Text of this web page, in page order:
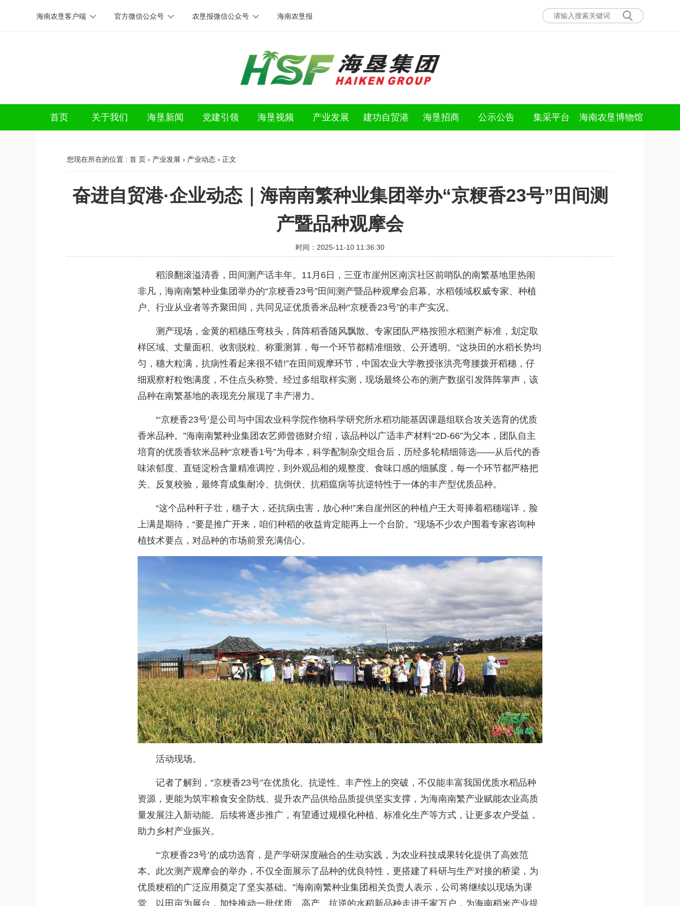
海南农垦客户端 官方微信公众号 农垦报微信公众号 海南农垦报
首页 关于我们 海垦新闻 党建引领 海垦视频 产业发展 建功自贸港 海垦招商 公示公告 集采平台 海南农垦博物馆
您现在所在的位置 : 首 页 › 产业发展 › 产业动态 › 正文
奋进自贸港·企业动态｜海南南繁种业集团举办“京粳香23号”田间测
产暨品种观摩会
时间：2025-11-10 11:36:30
稻浪翻滚溢清香，田间测产话丰年。11月6日，三亚市崖州区南滨社区前哨队的南繁基地里热闹
非凡，海南南繁种业集团举办的“京粳香23号”田间测产暨品种观摩会启幕。水稻领域权威专家、种植
户、行业从业者等齐聚田间，共同见证优质香米品种“京粳香23号”的丰产实况。
测产现场，金黄的稻穗压弯枝头，阵阵稻香随风飘散。专家团队严格按照水稻测产标准，划定取
样区域、丈量面积、收割脱粒、称重测算，每一个环节都精准细致、公开透明。“这块田的水稻长势均
匀，穗大粒满，抗病性看起来很不错!”在田间观摩环节，中国农业大学教授张洪亮弯腰拨开稻穗，仔
细观察籽粒饱满度，不住点头称赞。经过多组取样实测，现场最终公布的测产数据引发阵阵掌声，该
品种在南繁基地的表现充分展现了丰产潜力。
“‘京粳香23号’是公司与中国农业科学院作物科学研究所水稻功能基因课题组联合攻关选育的优质
香米品种。”海南南繁种业集团农艺师曾德财介绍，该品种以广适丰产材料“2D-66”为父本，团队自主
培育的优质香软米品种“京粳香1号”为母本，科学配制杂交组合后，历经多轮精细筛选——从后代的香
味浓郁度、直链淀粉含量精准调控，到外观品相的规整度、食味口感的细腻度，每一个环节都严格把
关、反复校验，最终育成集耐冷、抗倒伏、抗稻瘟病等抗逆特性于一体的丰产型优质品种。
“这个品种秆子壮，穗子大，还抗病虫害，放心种!”来自崖州区的种植户王大哥捧着稻穗端详，脸
上满是期待，“要是推广开来，咱们种稻的收益肯定能再上一个台阶。”现场不少农户围着专家咨询种
植技术要点，对品种的市场前景充满信心。
活动现场。
记者了解到，“京粳香23号”在优质化、抗逆性、丰产性上的突破，不仅能丰富我国优质水稻品种
资源，更能为筑牢粮食安全防线、提升农产品供给品质提供坚实支撑，为海南南繁产业赋能农业高质
量发展注入新动能。后续将逐步推广，有望通过规模化种植、标准化生产等方式，让更多农户受益，
助力乡村产业振兴。
“‘京粳香23号’的成功选育，是产学研深度融合的生动实践，为农业科技成果转化提供了高效范
本。此次测产观摩会的举办，不仅全面展示了品种的优良特性，更搭建了科研与生产对接的桥梁，为
优质粳稻的广泛应用奠定了坚实基础。”海南南繁种业集团相关负责人表示，公司将继续以现场为课
堂、以田亩为展台，加快推动一批优质、高产、抗逆的水稻新品种走进千家万户，为海南稻米产业提